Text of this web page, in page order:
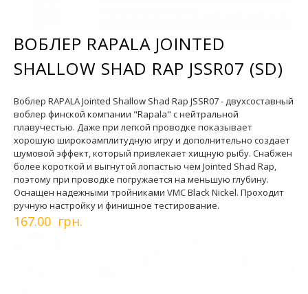
ВОБЛЕР RAPALA JOINTED
SHALLOW SHAD RAP JSSR07 (SD)
Воблер RAPALA Jointed Shallow Shad Rap JSSR07 - двухсоставный
воблер финской компании "Rapala" с нейтральной
плавучестью. Даже при легкой проводке показывает
хорошую широкоамплитудную игру и дополнительно создает
шумовой эффект, который привлекает хищную рыбу. Снабжен
более короткой и выгнутой лопастью чем Jointed Shad Rap,
поэтому при проводке погружается на меньшую глубину.
Оснащен надежными тройниками VMC Black Nickel. Проходит
ручную настройку и финишное тестирование.
167.00 грн.